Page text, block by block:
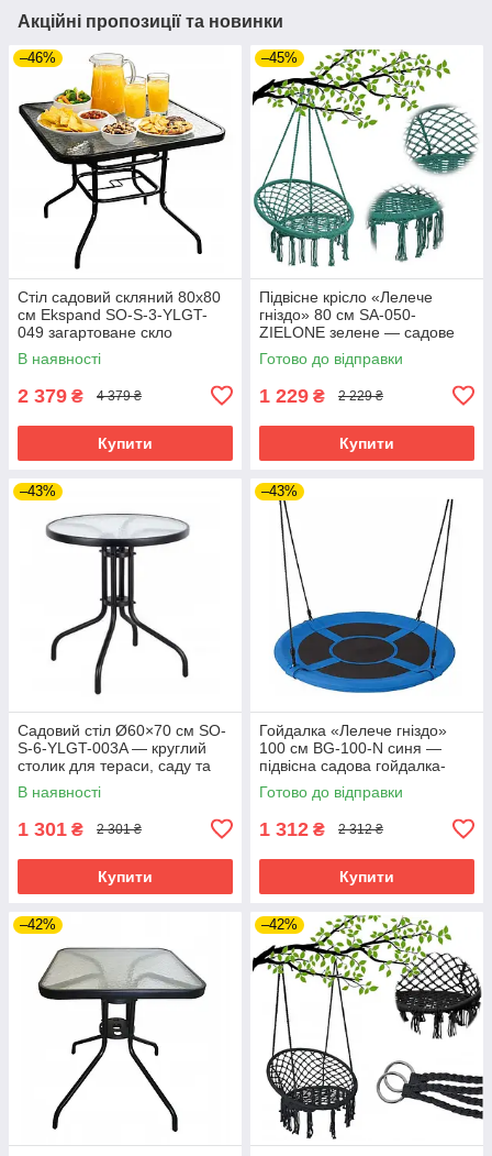
Акційні пропозиції та новинки
–46%
Стіл садовий скляний 80x80
см Ekspand SO-S-3-YLGT-
049 загартоване скло
металевий стіл для
відпочинку тераси та балкона
В наявності
2 379 ₴ 4 379 ₴
Купити
–45%
Підвісне крісло «Лелече
гніздо» 80 см SA-050-
ZIELONE зелене — садове
крісло-гойдалка для дому,
тераси та відпочинку
Готово до відправки
1 229 ₴ 2 229 ₴
Купити
–43%
Садовий стіл Ø60×70 см SO-
S-6-YLGT-003A — круглий
столик для тераси, саду та
балкона
В наявності
1 301 ₴ 2 301 ₴
Купити
–43%
Гойдалка «Лелече гніздо»
100 см BG-100-N синя —
підвісна садова гойдалка-
гніздо для дітей та дорослих,
для саду й двору
Готово до відправки
1 312 ₴ 2 312 ₴
Купити
–42% –42%